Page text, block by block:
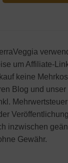
um Affiliate-
keine
Blog und unser
inzwischen
Gewähr.